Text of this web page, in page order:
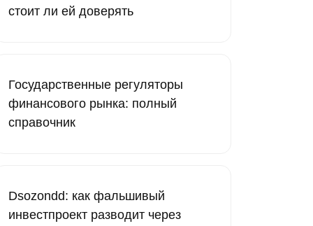
стоит ли ей доверять
Государственные регуляторы
финансового рынка: полный
справочник
Dsozondd: как фальшивый
инвестпроект разводит через